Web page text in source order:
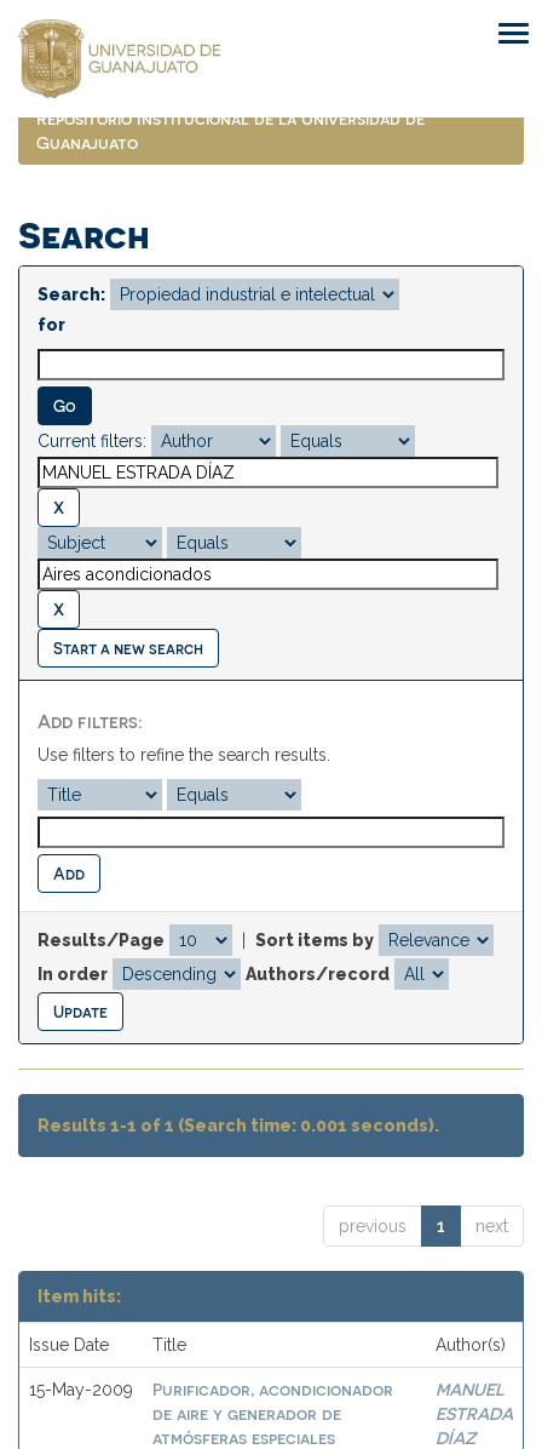
navigation
Repositorio Institucional de la Universidad de
Guanajuato
Search
Search:
for
Current filters:
Start a new search
Add filters:
Use filters to refine the search results.
Results/Page
Sort items by
In order
Authors/record
Results 1-1 of 1 (Search time: 0.001 seconds).
previous 1 next
Item hits:
Issue Date Title Author(s)
15-May-2009
Purificador, acondicionador
de aire y generador de
atmósferas especiales
MANUEL
ESTRADA
DÍAZ